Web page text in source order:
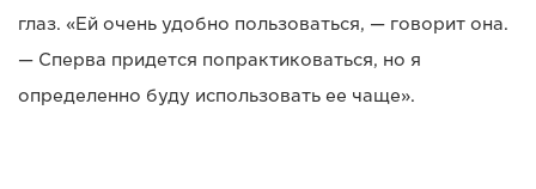
глаз. «Ей очень удобно пользоваться, — говорит она.
— Сперва придется попрактиковаться, но я
определенно буду использовать ее чаще».